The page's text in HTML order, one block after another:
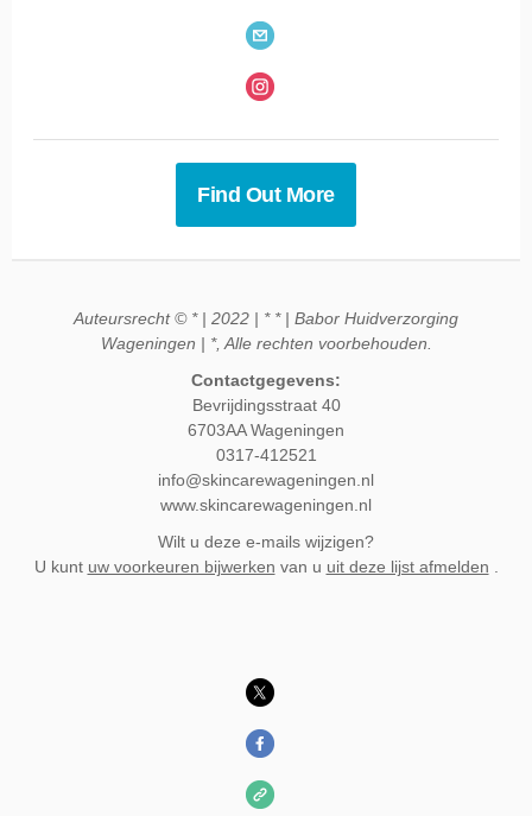
Find Out More
Auteursrecht © * | 2022 | * * | Babor Huidverzorging
Wageningen | *, Alle rechten voorbehouden.
Contactgegevens:
Bevrijdingsstraat 40
6703AA Wageningen
0317-412521
info@skincarewageningen.nl
www.skincarewageningen.nl
Wilt u deze e-mails wijzigen?
U kunt uw voorkeuren bijwerken van u uit deze lijst afmelden